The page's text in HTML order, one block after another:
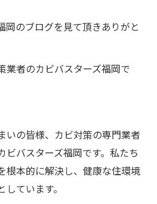
岡のブログを見て頂きありがと
業者のカビバスターズ福岡で
いの皆様、カビ対策の専門業者
ビバスターズ福岡です。私たち
根本的に解決し、健康な住環境
ています。